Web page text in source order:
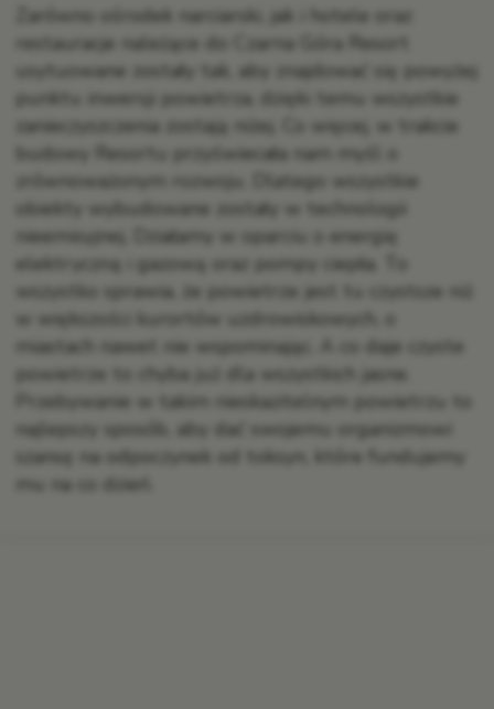
Zarówno ośrodek narciarski, jak i hotele oraz
restauracje należące do Czarna Góra Resort
usytuowane zostały tak, aby znajdować się powyżej
punktu inwersji powietrza, dzięki temu wszystkie
zanieczyszczenia zostają niżej. Co więcej, w trakcie
budowy Resortu przyświecała nam myśl o
zrównoważonym rozwoju. Dlatego wszystkie
obiekty wybudowane zostały w technologii
nieemisyjnej. Działamy w oparciu o energię
elektryczną i gazową oraz pompy ciepła. To
wszystko sprawia, że powietrze jest tu czystsze niż
w większości kurortów uzdrowiskowych, o
miastach nawet nie wspominając. A co daje czyste
powietrze to chyba już dla wszystkich jasne.
Przebywanie w takim nieskazitelnym powietrzu to
najlepszy sposób, aby dać swojemu organizmowi
szansę na odpoczynek od toksyn, które fundujemy
mu na co dzień.